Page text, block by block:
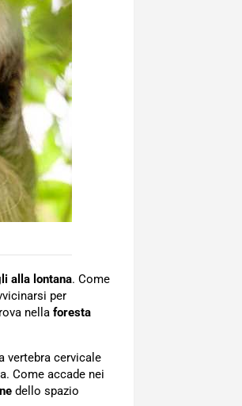
alla lontana. Come
per
nella foresta
vertebra cervicale
Come accade nei
dello spazio